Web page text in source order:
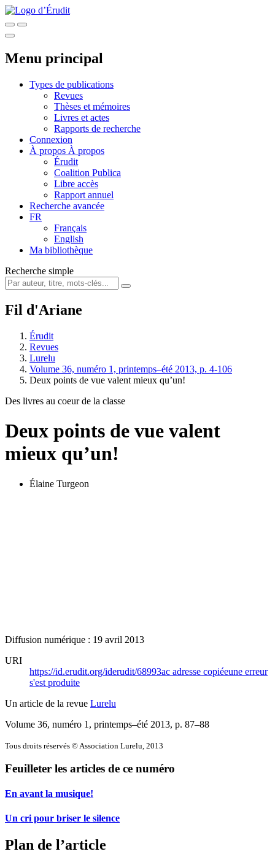
Menu principal
Types de publications
Revues
Thèses et mémoires
Livres et actes
Rapports de recherche
Connexion
À propos À propos
Érudit
Coalition Publica
Libre accès
Rapport annuel
Recherche avancée
FR
Français
English
Ma bibliothèque
Recherche simple
Fil d'Ariane
Érudit
Revues
Lurelu
Volume 36, numéro 1, printemps–été 2013, p. 4-106
Deux points de vue valent mieux qu’un!
Des livres au coeur de la classe
Deux points de vue valent
mieux qu’un!
Élaine Turgeon
Diffusion numérique : 19 avril 2013
URI
https://id.erudit.org/iderudit/68993ac adresse copiéeune erreur
s'est produite
Un article de la revue Lurelu
Volume 36, numéro 1, printemps–été 2013, p. 87–88
Tous droits réservés © Association Lurelu, 2013
Feuilleter les articles de ce numéro
En avant la musique!
Un cri pour briser le silence
Plan de l’article